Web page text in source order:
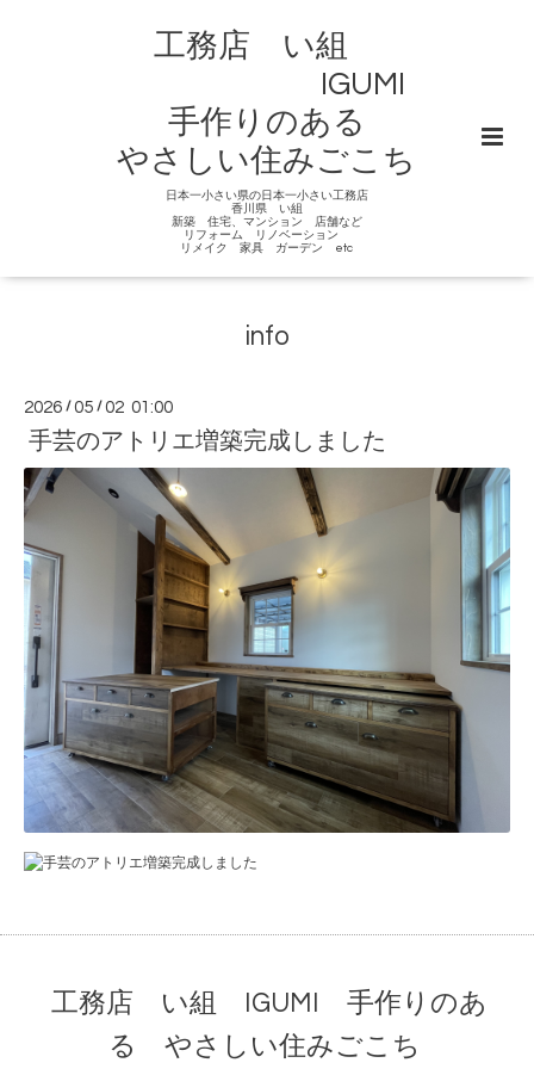
工務店 い組
IGUMI
手作りのある
やさしい住みごこち
日本一小さい県の日本一小さい工務店
香川県 い組
新築 住宅、マンション 店舗など
リフォーム リノベーション
リメイク 家具 ガーデン etc
info
2026 /05 /02 01:00
手芸のアトリエ増築完成しました
工務店 い組 IGUMI 手作りのあ
る やさしい住みごこち